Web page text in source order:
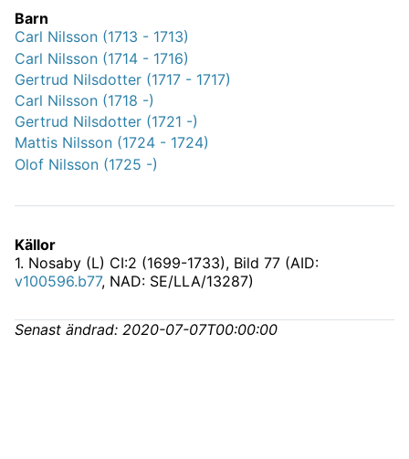
Barn
Carl Nilsson (1713 - 1713)
Carl Nilsson (1714 - 1716)
Gertrud Nilsdotter (1717 - 1717)
Carl Nilsson (1718 -)
Gertrud Nilsdotter (1721 -)
Mattis Nilsson (1724 - 1724)
Olof Nilsson (1725 -)
Källor
1. Nosaby (L) CI:2 (1699-1733), Bild 77 (AID:
v100596.b77, NAD: SE/LLA/13287)
Senast ändrad: 2020-07-07T00:00:00